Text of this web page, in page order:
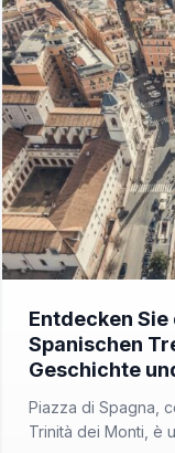
Entdecken
Spanischen
Geschichte
Piazza di Spagna,
Trinità dei Monti, è